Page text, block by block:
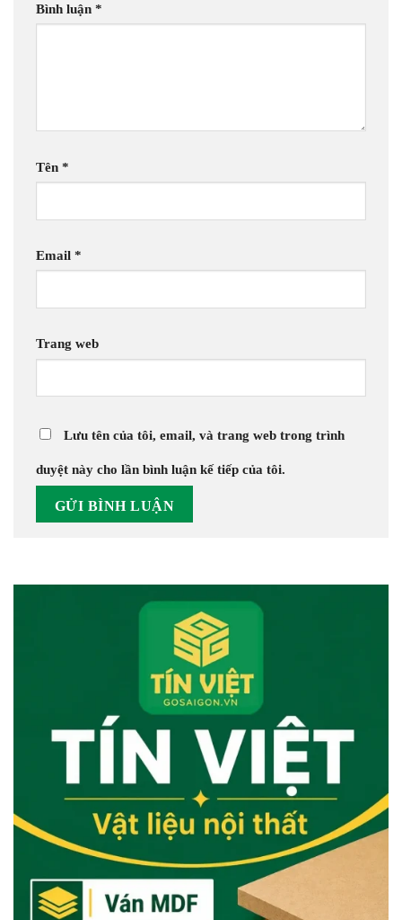
Bình luận *
Tên *
Email *
Trang web
Lưu tên của tôi, email, và trang web trong trình
duyệt này cho lần bình luận kế tiếp của tôi.